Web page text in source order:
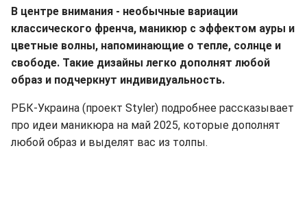
В центре внимания - необычные вариации
классического френча, маникюр с эффектом ауры и
цветные волны, напоминающие о тепле, солнце и
свободе. Такие дизайны легко дополнят любой
образ и подчеркнут индивидуальность.
РБК-Украина (проект Styler) подробнее рассказывает
про идеи маникюра на май 2025, которые дополнят
любой образ и выделят вас из толпы.